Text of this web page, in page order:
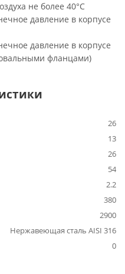
не более 40°C
давление в корпусе
давление в корпусе
овальными фланцами)
26
13
26
54
2.2
380
2900
Нержавеющая сталь AISI 316
0